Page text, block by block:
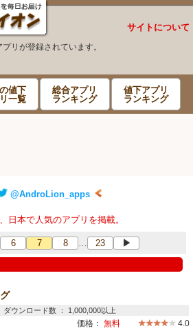
サイトについて
リが登録されています。
値下
一覧
総合アプリ
ランキング
値下アプリ
ランキング
@AndroLion_apps
日本で人気のアプリを掲載。
6 7 8 … 23 ▶
ダウンロード数 ： 1,000,000以上
価格： 無料
4.0